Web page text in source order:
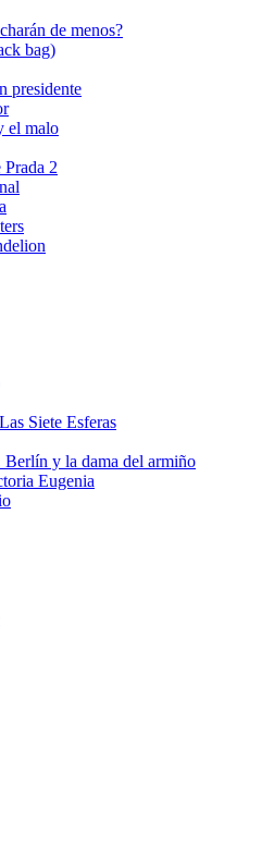
de menos?
bag)
presidente
el malo
2
Siete Esferas
Berlín y la dama del armiño
Eugenia